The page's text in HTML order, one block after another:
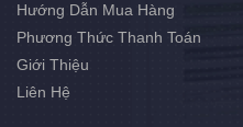
Hướng Dẫn Mua Hàng
Phương Thức Thanh Toán
Giới Thiệu
Liên Hệ